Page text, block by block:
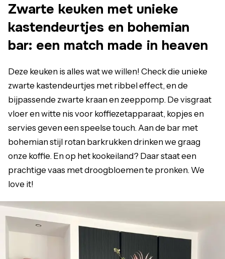
Zwarte keuken met unieke
kastendeurtjes en bohemian
bar: een match made in heaven
Deze keuken is alles wat we willen! Check die unieke
zwarte kastendeurtjes met ribbel effect, en de
bijpassende zwarte kraan en zeeppomp. De visgraat
vloer en witte nis voor koffiezetapparaat, kopjes en
servies geven een speelse touch. Aan de bar met
bohemian stijl rotan barkrukken drinken we graag
onze koffie. En op het kookeiland? Daar staat een
prachtige vaas met droogbloemen te pronken. We
love it!